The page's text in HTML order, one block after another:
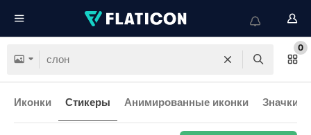
0
Иконки Стикеры Анимированные иконки Значки